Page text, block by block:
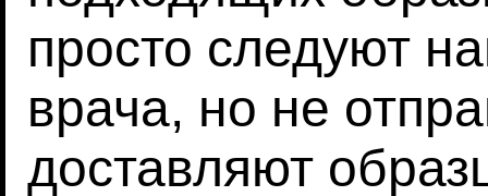
просто следуют
врача, но не
доставляют